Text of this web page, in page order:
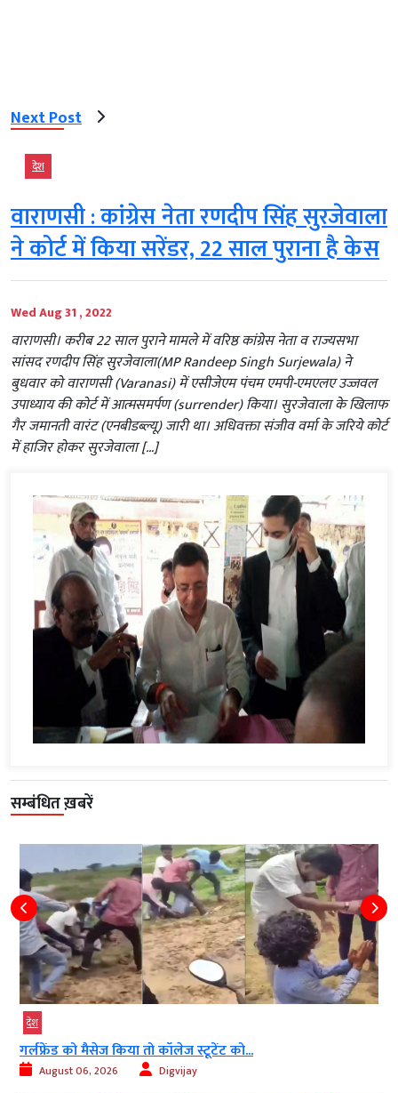
Next Post
देश
वाराणसी : कांग्रेस नेता रणदीप सिंह सुरजेवाला
ने कोर्ट में किया सरेंडर, 22 साल पुराना है केस
Wed Aug 31 , 2022
वाराणसी। करीब 22 साल पुराने मामले में वरिष्ठ कांग्रेस नेता व राज्यसभा
सांसद रणदीप सिंह सुरजेवाला(MP Randeep Singh Surjewala) ने
बुधवार को वाराणसी (Varanasi) में एसीजेएम पंचम एमपी-एमएलए उज्जवल
उपाध्याय की कोर्ट में आत्मसमर्पण (surrender) किया। सुरजेवाला के खिलाफ
गैर जमानती वारंट (एनबीडब्ल्यू) जारी था। अधिवक्ता संजीव वर्मा के जरिये कोर्ट
में हाजिर होकर सुरजेवाला […]
सम्बंधित ख़बरें
देश
गर्लफ्रेंड को मैसेज किया तो कॉलेज स्टूटेंट को...
August 06, 2026 Digvijay